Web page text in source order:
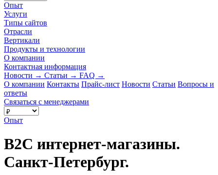
Опыт
Услуги
Типы сайтов
Отрасли
Вертикали
Продукты и технологии
О компании
Контактная информация
Новости → Статьи → FAQ →
О компании Контакты Прайс-лист Новости Статьи Вопросы и
ответы
Связаться с менеджерами
Опыт
B2C интернет-магазины.
Санкт-Петербург.